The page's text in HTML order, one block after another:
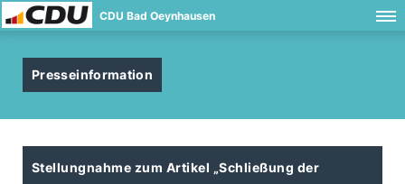
CDU Bad Oeynhausen
Presseinformation
Stellungnahme zum Artikel „Schließung der